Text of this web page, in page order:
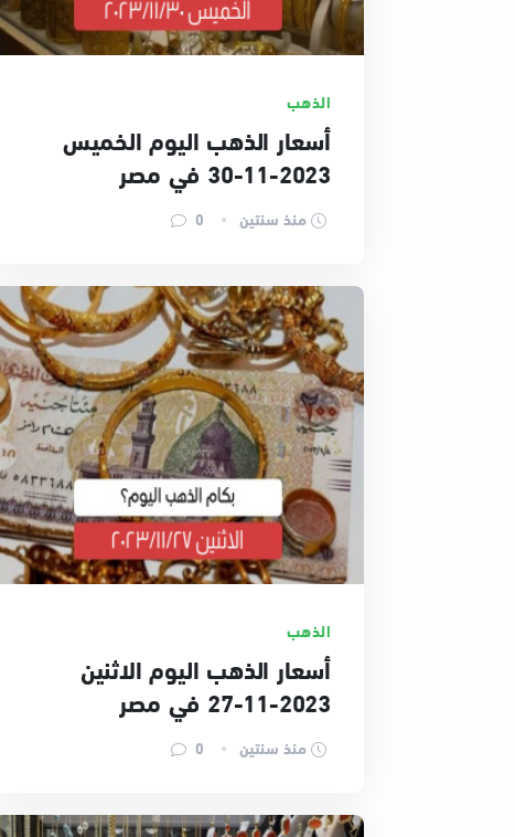
الذهب
أسعار الذهب اليوم الخميس
2023-11-30 في مصر
منذ سنتين
الذهب
أسعار الذهب اليوم الاثنين
2023-11-27 في مصر
منذ سنتين